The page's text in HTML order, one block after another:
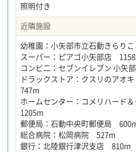
照明付き
近隣施設
幼稚園：小矢部市立石動きらり
スーパー：ピアゴ小矢部店
コンビ二：セブンイレブン 小矢
ドラックストア：クスリのアオ
747m
ホームセンター：コメリハード
1205m
郵便局：石動中央町郵便局
総合病院：松岡病院 527m
銀行：北陸銀行津沢支店 810m